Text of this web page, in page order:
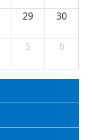
29 30
5 6